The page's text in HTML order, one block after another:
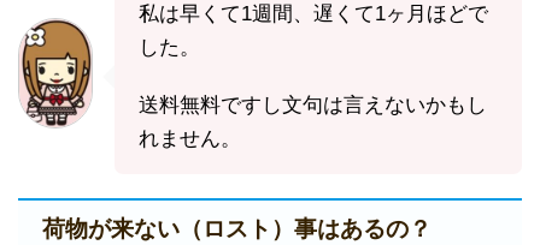
私は早くて1週間、遅くて1ヶ月ほどで
した。
送料無料ですし文句は言えないかもし
れません。
荷物が来ない（ロスト）事はあるの？